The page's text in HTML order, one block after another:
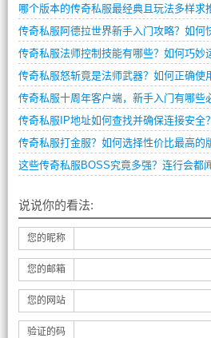
哪个版本的传奇私服最经典且玩法多样求
传奇私服阿德拉世界新手入门攻略？如何
传奇私服法师控制技能有哪些？如何巧妙
传奇私服怒斩竟是法师武器？如何正确使
传奇私服十周年客户端，新手入门有哪些
传奇私服IP地址如何查找并确保连接安全？
传奇私服打金服？如何选择性价比最高的
这些传奇私服BOSS究竟多强？连行会都
说说你的看法:
您的昵称
您的邮箱
您的网站
验证的码